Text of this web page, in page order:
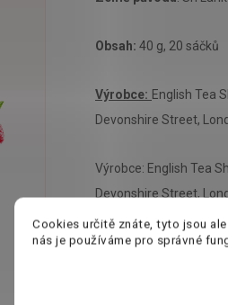
Cookies určitě znáte, tyto jsou
nás je používáme pro správné
Obsah: 40 g, 20 sáčků
Výrobce: English Tea
Devonshire Street,
Výrobce: English Tea
Devonshire Street,